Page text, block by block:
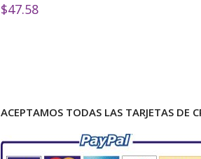
$47.58
ACEPTAMOS TODAS LAS TARJETAS DE